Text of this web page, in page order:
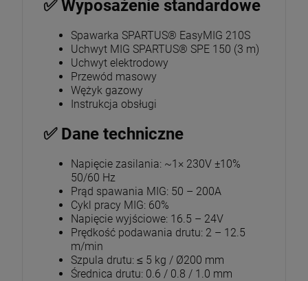
✅ Wyposażenie standardowe
Spawarka SPARTUS® EasyMIG 210S
Uchwyt MIG SPARTUS® SPE 150 (3 m)
Uchwyt elektrodowy
Przewód masowy
Wężyk gazowy
Instrukcja obsługi
✅ Dane techniczne
Napięcie zasilania: ~1× 230V ±10%
50/60 Hz
Prąd spawania MIG: 50 – 200A
Cykl pracy MIG: 60%
Napięcie wyjściowe: 16.5 – 24V
Prędkość podawania drutu: 2 – 12.5
m/min
Szpula drutu: ≤ 5 kg / Ø200 mm
Średnica drutu: 0.6 / 0.8 / 1.0 mm